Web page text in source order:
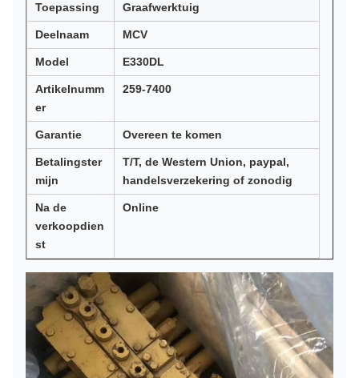
Toepassing Graafwerktuig
Deelnaam MCV
Model E330DL
Artikelnumm
er
259-7400
Garantie Overeen te komen
Betalingster
mijn
T/T, de Western Union, paypal,
handelsverzekering of zonodig
Na de
verkoopdien
st
Online